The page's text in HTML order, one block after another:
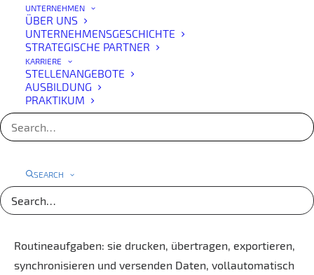
UNTERNEHMEN
ÜBER UNS
UNTERNEHMENSGESCHICHTE
STRATEGISCHE PARTNER
KARRIERE
STELLENANGEBOTE
AUSBILDUNG
PRAKTIKUM
SEARCH
Prozesse lückenlos zu überwachen, Störungen sofort zu
erkennen und Ausfälle zu vermeiden – automatisch,
effizient und zuverlässig.
Robot Monitoring – die smarte
Überwachung IhrerERP-
Automatisierung
Automatisierung ist der Schlüssel zu effizientem
Arbeiten. In deLUXE-ERP übernehmen spezialisierte
Roboter – wie der PrintRobot, WebRobot,
Routineaufgaben: sie drucken, übertragen, exportieren,
synchronisieren und versenden Daten, vollautomatisch